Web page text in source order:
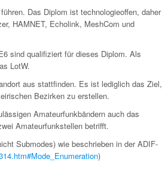
Das Diplom ist technologieoffen, daher
HAMNET, Echolink, MeshCom und
sind qualifiziert für dieses Diplom. Als
LotW.
aus stattfinden. Es ist lediglich das Ziel,
Bezirken zu erstellen.
Amateurfunkbändern auch das
Amateurfunkstellen betrifft.
Submodes) wie beschrieben in der ADIF-
)